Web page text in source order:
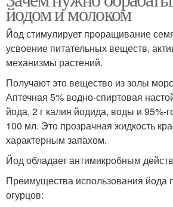
йодом и молоком
Йод стимулирует проращивание
усвоение питательных веществ,
механизмы растений.
Получают это вещество из золы
Аптечная 5% водно-спиртовая
йода, 2 г калия йодида, воды и 95%-
100 мл. Это прозрачная жидкость
характерным запахом.
Йод обладает антимикробным
Преимущества использования
огурцов: